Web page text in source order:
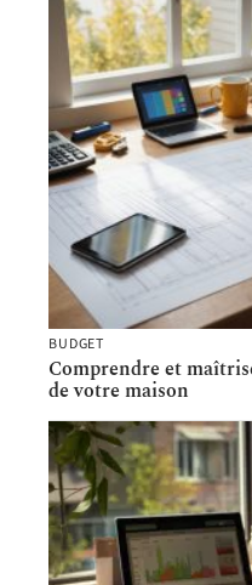
BUDGET
Comprendre et
de votre maison